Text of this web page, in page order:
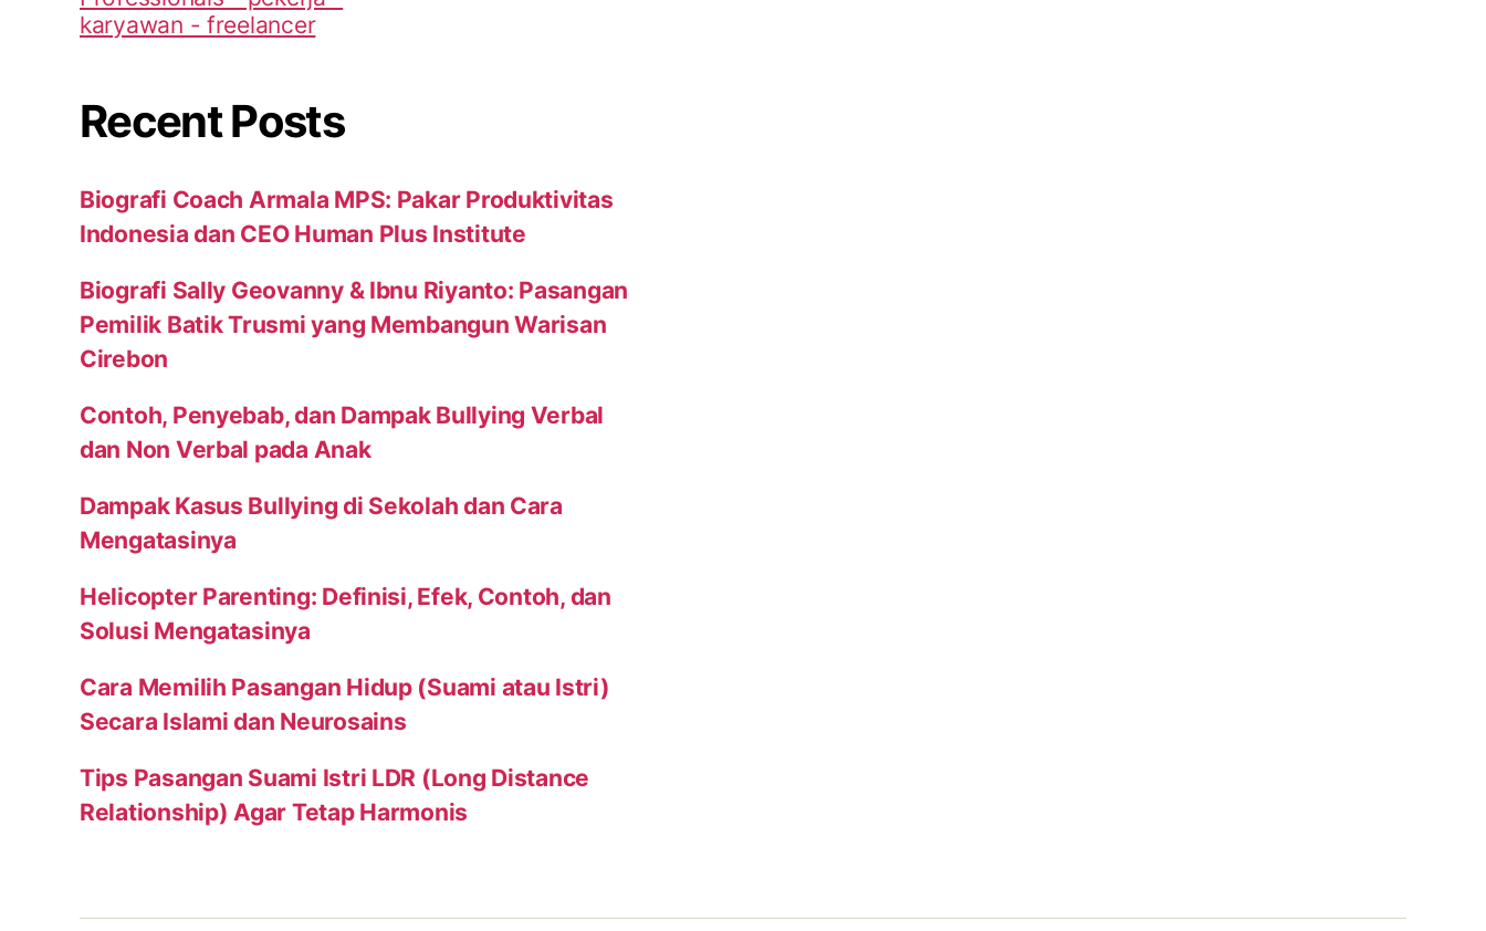
Recent Posts
Biografi Coach Armala MPS: Pakar Produktivitas
Indonesia dan CEO Human Plus Institute
Biografi Sally Geovanny & Ibnu Riyanto: Pasangan
Pemilik Batik Trusmi yang Membangun Warisan
Cirebon
Contoh, Penyebab, dan Dampak Bullying Verbal
dan Non Verbal pada Anak
Dampak Kasus Bullying di Sekolah dan Cara
Mengatasinya
Helicopter Parenting: Definisi, Efek, Contoh, dan
Solusi Mengatasinya
Cara Memilih Pasangan Hidup (Suami atau Istri)
Secara Islami dan Neurosains
Tips Pasangan Suami Istri LDR (Long Distance
Relationship) Agar Tetap Harmonis